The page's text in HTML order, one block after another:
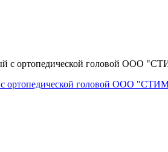
ортопедической головой ООО